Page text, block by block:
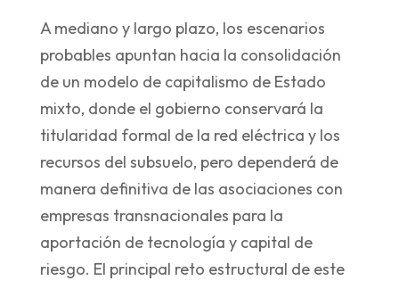
A mediano y largo plazo, los escenarios
probables apuntan hacia la consolidación
de un modelo de capitalismo de Estado
mixto, donde el gobierno conservará la
titularidad formal de la red eléctrica y los
recursos del subsuelo, pero dependerá de
manera definitiva de las asociaciones con
empresas transnacionales para la
aportación de tecnología y capital de
riesgo. El principal reto estructural de este